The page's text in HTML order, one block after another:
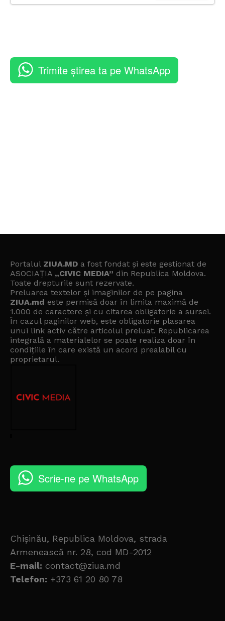
Trimite știrea ta pe WhatsApp
Portalul ZIUA.MD a fost fondat și este gestionat de
ASOCIAȚIA „CIVIC MEDIA” din Republica Moldova.
Toate drepturile sunt rezervate.
Preluarea textelor și imaginilor de pe pagina
ZIUA.md este permisă doar în limita maximă de
1.000 de caractere și cu citarea obligatorie a sursei.
În cazul paginilor web, este obligatorie plasarea
unui link activ către articolul preluat. Republicarea
integrală a materialelor se poate realiza doar în
condițiile în care există un acord prealabil cu
proprietarul.
Scrie-ne pe WhatsApp
Chișinău, Republica Moldova, strada
Armenească nr. 28, cod MD-2012
E-mail: contact@ziua.md
Telefon: +373 61 20 80 78